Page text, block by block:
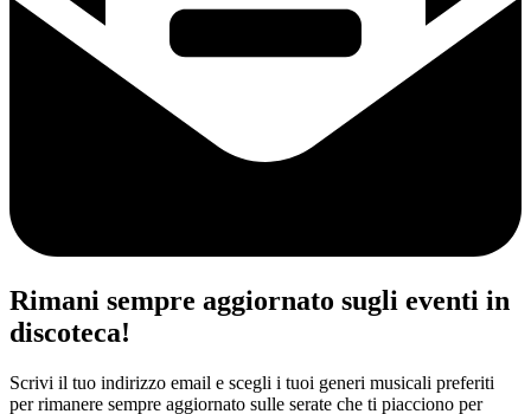
Rimani sempre aggiornato sugli eventi in
discoteca!
Scrivi il tuo indirizzo email e scegli i tuoi generi musicali preferiti
per rimanere sempre aggiornato sulle serate che ti piacciono per